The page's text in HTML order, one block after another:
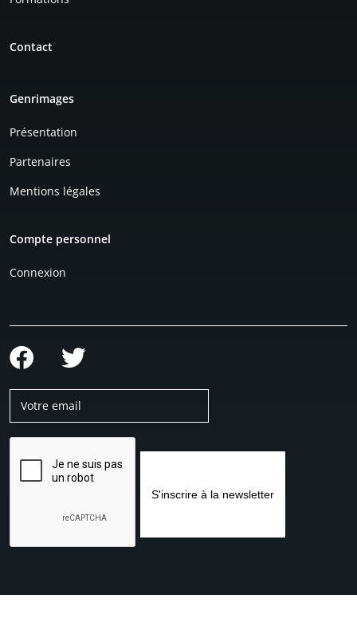
Contact
Genrimages
Présentation
Partenaires
Mentions légales
Compte personnel
Connexion